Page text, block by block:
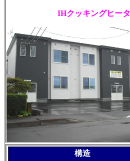
IHクッキングヒータ
構造